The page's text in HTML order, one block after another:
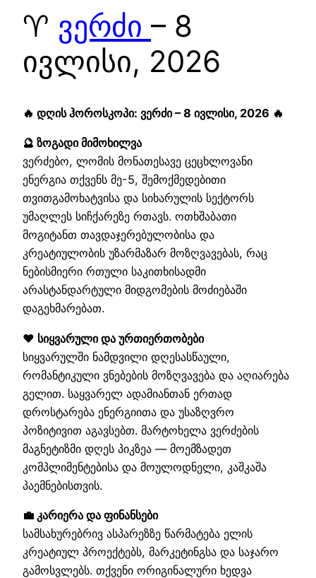
♈ ვერძი – 8
ივლისი, 2026
🔥 დღის ჰოროსკოპი: ვერძი – 8 ივლისი, 2026 🔥
🔮 ზოგადი მიმოხილვა
ვერძებო, ლომის მონათესავე ცეცხლოვანი
ენერგია თქვენს მე-5, შემოქმედებითი
თვითგამოხატვისა და სიხარულის სექტორს
უმაღლეს სიჩქარეზე რთავს. ოთხშაბათი
მოგიტანთ თავდაჯერებულობისა და
კრეატიულობის უზარმაზარ მოზღვავებას, რაც
ნებისმიერი რთული საკითხისადმი
არასტანდარტული მიდგომების მოძიებაში
დაგეხმარებათ.
❤️ სიყვარული და ურთიერთობები
სიყვარულში ნამდვილი დღესასწაული,
რომანტიკული ვნებების მოზღვავება და აღიარება
გელით. საყვარელ ადამიანთან ერთად
დროსტარება ენერგიითა და უსაზღვრო
პოზიტივით აგავსებთ. მარტოხელა ვერძების
მაგნეტიზმი დღეს პიკზეა — მოემზადეთ
კომპლიმენტებისა და მოულოდნელი, კაშკაშა
პაემნებისთვის.
💼 კარიერა და ფინანსები
სამსახურებრივ ასპარეზზე წარმატება ელის
კრეატიულ პროექტებს, მარკეტინგსა და საჯარო
გამოსვლებს. თქვენი ორიგინალური ხედვა